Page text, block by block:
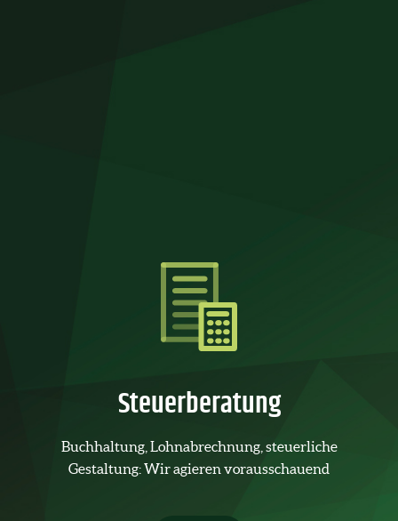
Steuerberatung
Buchhaltung, Lohnabrechnung, steuerliche
Gestaltung: Wir agieren vorausschauend